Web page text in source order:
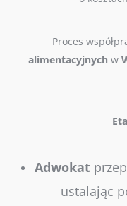
Proces
alimentacyjnych w
Adwokat
ustalając